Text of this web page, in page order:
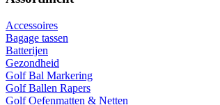
Accessoires
Bagage tassen
Batterijen
Gezondheid
Golf Bal Markering
Golf Ballen Rapers
Golf Oefenmatten & Netten